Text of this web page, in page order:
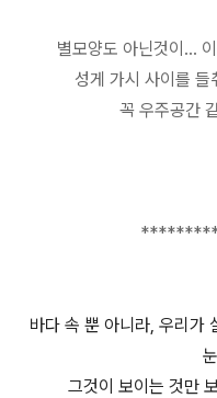
별모양도 아닌것이...
성게 가시 사이를
꼭 우주공간 같
바다 속 뿐 아니라, 우리가
그것이 보이는 것만